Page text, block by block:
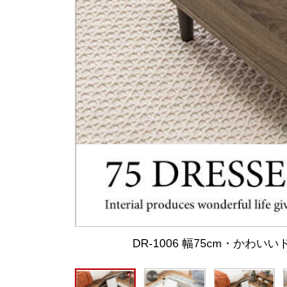
DR-1006 幅75cm・かわいい